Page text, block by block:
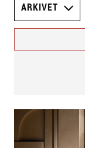
ARKIVET